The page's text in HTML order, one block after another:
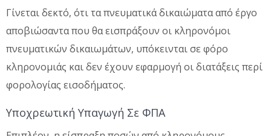
Γίνεται δεκτό, ότι τα πνευματικά δικαιώματα από έργο
αποβιώσαντα που θα εισπράξουν οι κληρονόμοι
πνευματικών δικαιωμάτων, υπόκεινται σε φόρο
κληρονομιάς και δεν έχουν εφαρμογή οι διατάξεις περί
φορολογίας εισοδήματος.
Υποχρεωτική Υπαγωγή Σε ΦΠΑ